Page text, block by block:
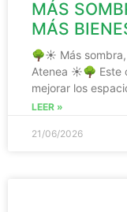
MÁS
MÁS
🌳☀️ Más sombra,
Atenea ☀️🌳 Este
mejorar los
LEER »
21/06/2026